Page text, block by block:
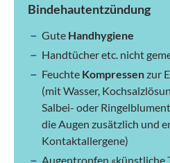
Bindehautentzündung
Gute Handhygiene
Handtücher etc. nicht
Feuchte Kompressenzur
(mit Wasser,
Salbei- oder
die Augen zusätzlich und
Kontaktallergene)
Augentropfen «künstliche